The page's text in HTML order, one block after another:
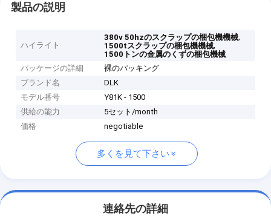
製品の説明
ハイライト
380v 50hzのスクラップの梱包機機械,
1500tスクラップの梱包機機械,
1500トンの金属のくずの梱包機械
パッケージの詳細
裸のパッキング
ブランド名
DLK
モデル番号
Y81K - 1500
供給の能力
5セット/month
価格
negotiable
多くを見て下さい
連絡先の詳細